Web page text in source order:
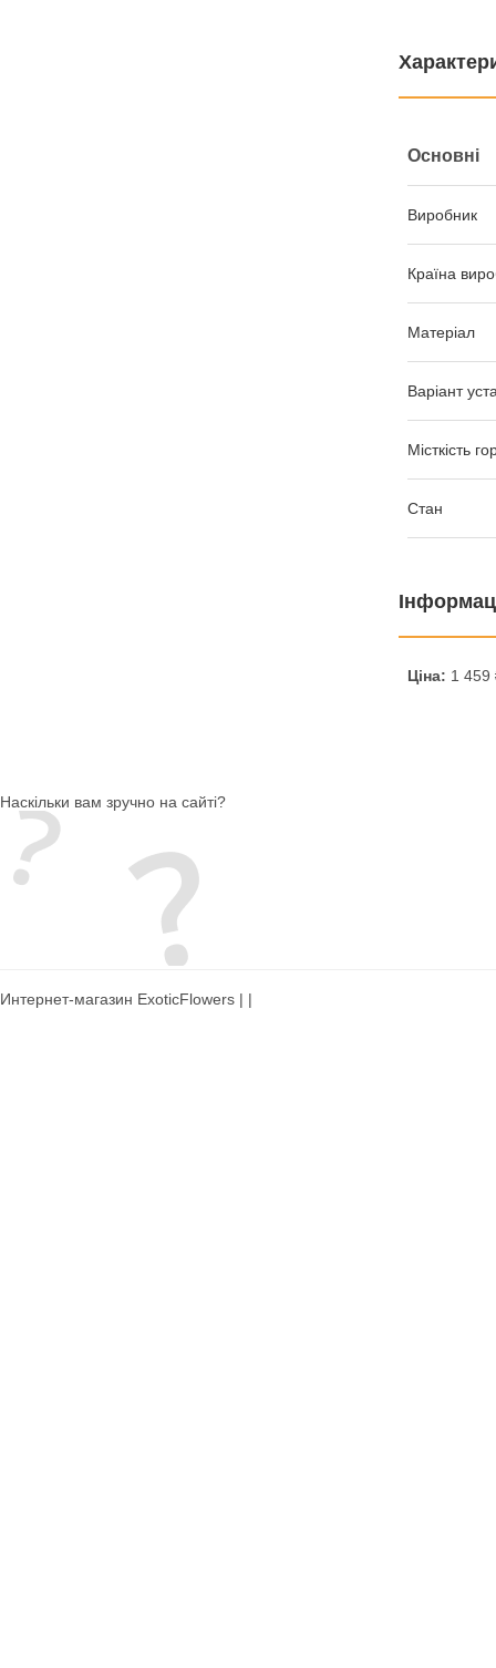
Основні
Виробник
Країна
Матеріал
Варіант
Місткість
Стан
Ціна: 1 459
Наскільки вам зручно на сайті?
Интернет-магазин ExoticFlowers | |